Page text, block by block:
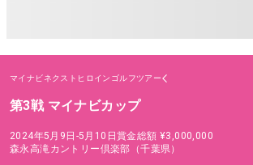
マイナビネクストヒロインゴルフツアー
第3戦 マイナビカップ
2024年5月9日-5月10日賞金総額 ¥3,000,000
森永高滝カントリー倶楽部（千葉県）